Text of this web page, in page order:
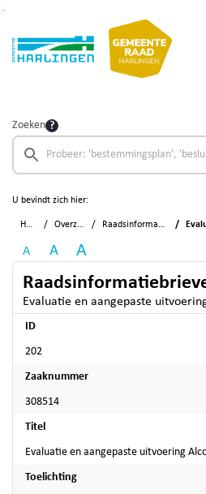
Zoeken
U bevindt zich hier:
Home Overzichten Raadsinformatiebrieven
A A A
Evaluatie en aangepaste
ID
202
Zaaknummer
308514
Titel
Evaluatie en aangepaste uitvoering
Toelichting